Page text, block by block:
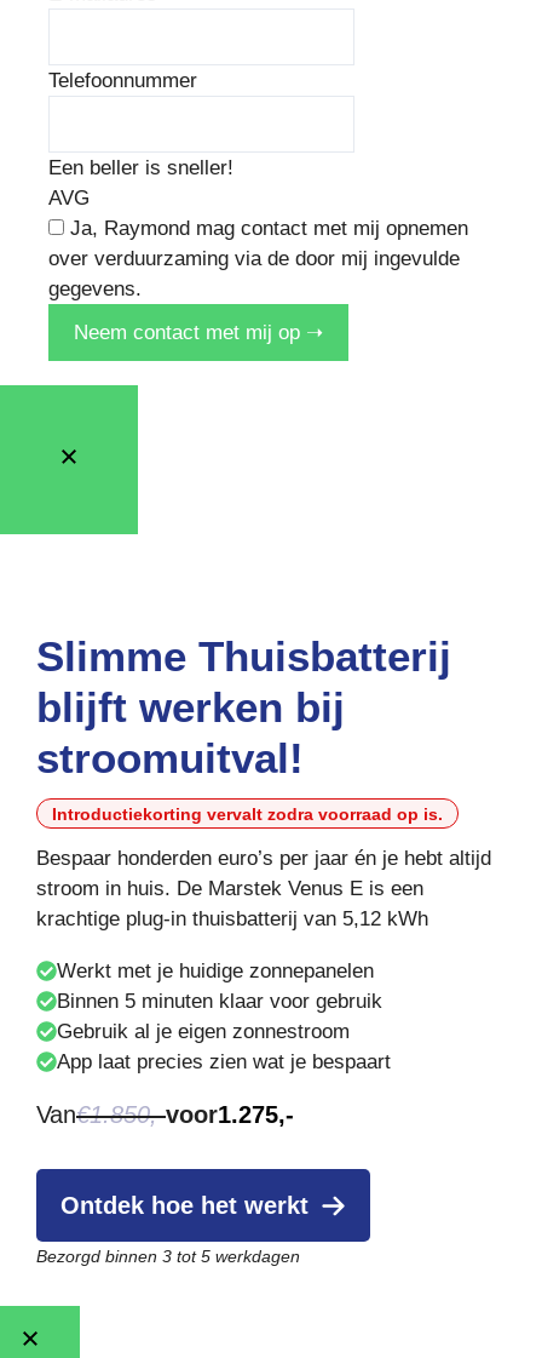
Telefoonnummer
Een beller is sneller!
AVG
Ja, Raymond mag contact met mij opnemen
over verduurzaming via de door mij ingevulde
gegevens.
Neem contact met mij op ➝
Slimme Thuisbatterij
blijft werken bij
stroomuitval!
Introductiekorting vervalt zodra voorraad op is.
Bespaar honderden euro’s per jaar én je hebt altijd
stroom in huis. De Marstek Venus E is een
krachtige plug-in thuisbatterij van 5,12 kWh
Werkt met je huidige zonnepanelen
Binnen 5 minuten klaar voor gebruik
Gebruik al je eigen zonnestroom
App laat precies zien wat je bespaart
Van€1.850,-voor1.275,-
Ontdek hoe het werkt
Bezorgd binnen 3 tot 5 werkdagen